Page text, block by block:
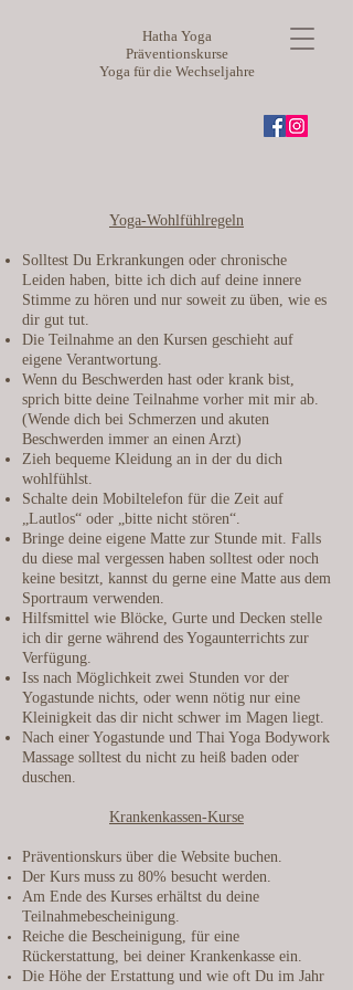
​Hatha Yoga
Präventionskurse
Yoga für die Wechseljahre
Yoga-Wohlfühlregeln
Solltest Du Erkrankungen oder chronische
Leiden haben, bitte ich dich auf deine innere
Stimme zu hören und nur soweit zu üben, wie es
dir gut tut.
Die Teilnahme an den Kursen geschieht auf
eigene Verantwortung.
Wenn du Beschwerden hast oder krank bist,
sprich bitte deine Teilnahme vorher mit mir ab.
(Wende dich bei Schmerzen und akuten
Beschwerden immer an einen Arzt)
Zieh bequeme Kleidung an in der du dich
wohlfühlst.
Schalte dein Mobiltelefon für die Zeit auf
„Lautlos“ oder „bitte nicht stören“.
Bringe deine eigene Matte zur Stunde mit. Falls
du diese mal vergessen haben solltest oder noch
keine besitzt, kannst du gerne eine Matte aus dem
Sportraum verwenden.
Hilfsmittel wie Blöcke, Gurte und Decken stelle
ich dir gerne während des Yogaunterrichts zur
Verfügung.
Iss nach Möglichkeit zwei Stunden vor der
Yogastunde nichts, oder wenn nötig nur eine
Kleinigkeit das dir nicht schwer im Magen liegt.
Nach einer Yogastunde und Thai Yoga Bodywork
Massage solltest du nicht zu heiß baden oder
duschen.
Krankenkassen-Kurse
Präventionskurs über die Website buchen.
Der Kurs muss zu 80% besucht werden.
Am Ende des Kurses erhältst du deine
Teilnahmebescheinigung.
Reiche die Bescheinigung, für eine
Rückerstattung, bei deiner Krankenkasse ein.
Die Höhe der Erstattung und wie oft Du im Jahr